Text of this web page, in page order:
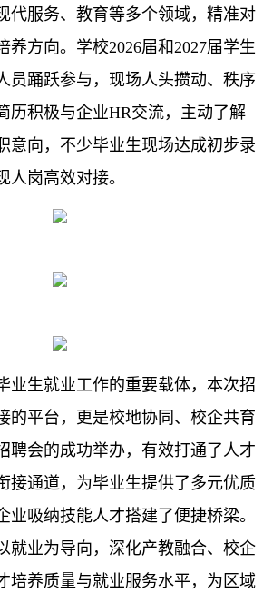
代服务、教育等多个领域，精准对
养方向。学校2026届和 2027届学生
员踊跃参与，现场人头攒动、秩序
历积极与企业HR交流，主动了解
意向，不少毕业生现场达成初步录
人岗高效对接。
业生就业工作的重要载体，本次招
的平台，更是校地协同、校企共育
聘会的成功举办，有效打通了人才
接通道，为毕业生提供了多元优质
业吸纳技能人才搭建了便捷桥梁。
就业为导向，深化产教融合、校企
培养质量与就业服务水平，为区域